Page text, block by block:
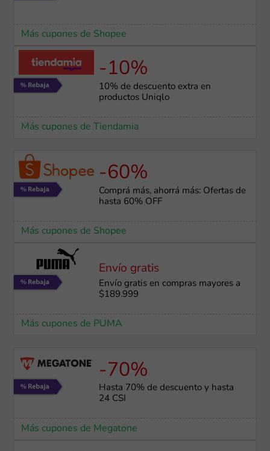
Más cupones de Shopee
-10%
10% de descuento extra en
productos Uniqlo
Más cupones de Tiendamia
-60%
Comprá más, ahorrá más: Ofertas de
hasta 60% OFF
Más cupones de Shopee
Envío gratis
Envío gratis en compras mayores a
$189.999
Más cupones de PUMA
-70%
Hasta 70% de descuento y hasta
24 CSI
Más cupones de Megatone